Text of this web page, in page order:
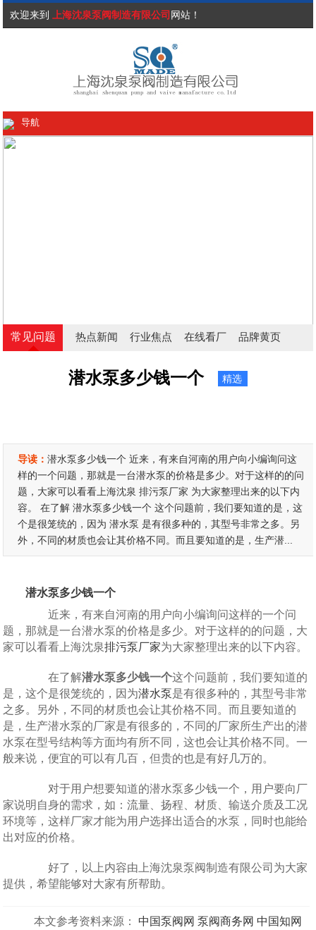
欢迎来到 上海沈泉泵阀制造有限公司 网站！
导航
常见问题 热点新闻 行业焦点 在线看厂 品牌黄页
潜水泵多少钱一个 精选
导读：潜水泵多少钱一个 近来，有来自河南的用户向小编询问这
样的一个问题，那就是一台潜水泵的价格是多少。对于这样的的问
题，大家可以看看上海沈泉 排污泵厂家 为大家整理出来的以下内
容。 在了解 潜水泵多少钱一个 这个问题前，我们要知道的是，这
个是很笼统的，因为 潜水泵 是有很多种的，其型号非常之多。另
外，不同的材质也会让其价格不同。而且要知道的是，生产潜...
潜水泵多少钱一个
近来，有来自河南的用户向小编询问这样的一个问
题，那就是一台潜水泵的价格是多少。对于这样的的问题，大
家可以看看上海沈泉排污泵厂家为大家整理出来的以下内容。
在了解潜水泵多少钱一个这个问题前，我们要知道的
是，这个是很笼统的，因为潜水泵是有很多种的，其型号非常
之多。另外，不同的材质也会让其价格不同。而且要知道的
是，生产潜水泵的厂家是有很多的，不同的厂家所生产出的潜
水泵在型号结构等方面均有所不同，这也会让其价格不同。一
般来说，便宜的可以有几百，但贵的也是有好几万的。
对于用户想要知道的潜水泵多少钱一个，用户要向厂
家说明自身的需求，如：流量、扬程、材质、输送介质及工况
环境等，这样厂家才能为用户选择出适合的水泵，同时也能给
出对应的价格。
好了，以上内容由上海沈泉泵阀制造有限公司为大家
提供，希望能够对大家有所帮助。
本文参考资料来源： 中国泵阀网 泵阀商务网 中国知网